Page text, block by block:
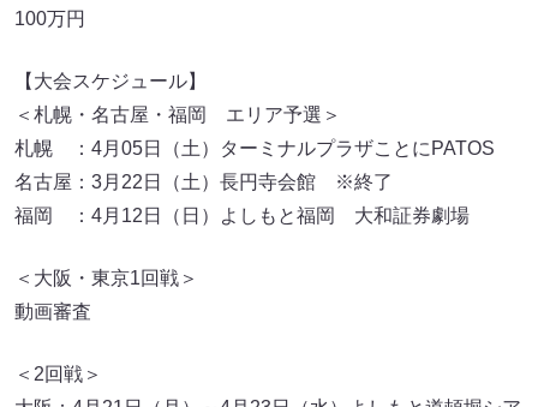
100万円
【大会スケジュール】
＜札幌・名古屋・福岡 エリア予選＞
札幌 ：4月05日（土）ターミナルプラザことにPATOS
名古屋：3月22日（土）長円寺会館 ※終了
福岡 ：4月12日（日）よしもと福岡 大和証券劇場
＜大阪・東京1回戦＞
動画審査
＜2回戦＞